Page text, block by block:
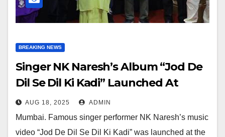
BREAKING NEWS
Singer NK Naresh’s Album “Jod De
Dil Se Dil Ki Kadi” Launched At
Bollywood Legend Film Festival
AUG 18, 2025 ADMIN
Mumbai. Famous singer performer NK Naresh’s music
video “Jod De Dil Se Dil Ki Kadi” was launched at the